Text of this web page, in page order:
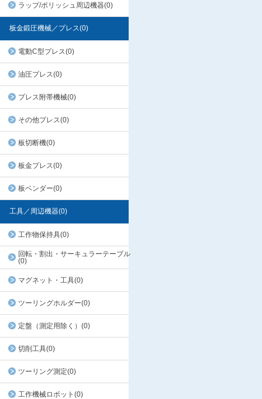
ラップ/ポリッシュ周辺機器(0)
板金鍛圧機械／プレス(0)
電動C型プレス(0)
油圧プレス(0)
プレス附帯機械(0)
その他プレス(0)
板切断機(0)
板金プレス(0)
板ベンダー(0)
工具／周辺機器(0)
工作物保持具(0)
回転・割出・サーキュラーテーブル
(0)
マグネット・工具(0)
ツーリングホルダー(0)
定盤（測定用除く）(0)
切削工具(0)
ツーリング測定(0)
工作機械ロボット(0)